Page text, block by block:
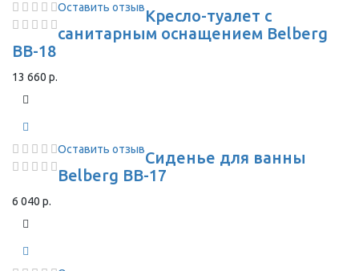
Оставить отзывКресло-туалет с
санитарным оснащением Belberg
BB-18
13 660 р.
Оставить отзывСиденье для ванны
Belberg BB-17
6 040 р.